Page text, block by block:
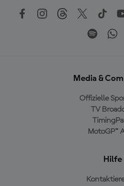
Media &
Offizielle
TV
MotoGP™
Hilfe